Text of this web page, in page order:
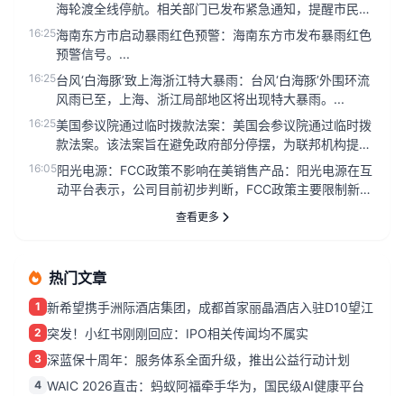
海轮渡全线停航。相关部门已发布紧急通知，提醒市民及
时调整出行计划。...
16:25海南东方市启动暴雨红色预警：海南东方市发布暴雨红色
预警信号。...
16:25台风‘白海豚’致上海浙江特大暴雨：台风‘白海豚’外围环流
风雨已至，上海、浙江局部地区将出现特大暴雨。...
16:25美国参议院通过临时拨款法案：美国会参议院通过临时拨
款法案。该法案旨在避免政府部分停摆，为联邦机构提供
资金支持至2024年...
16:05阳光电源：FCC政策不影响在美销售产品：阳光电源在互
动平台表示，公司目前初步判断，FCC政策主要限制新产
查看更多
热门文章
1 新希望携手洲际酒店集团，成都首家丽晶酒店入驻D10望江
2 突发！小红书刚刚回应：IPO相关传闻均不属实
3 深蓝保十周年：服务体系全面升级，推出公益行动计划
4 WAIC 2026直击：蚂蚁阿福牵手华为，国民级AI健康平台